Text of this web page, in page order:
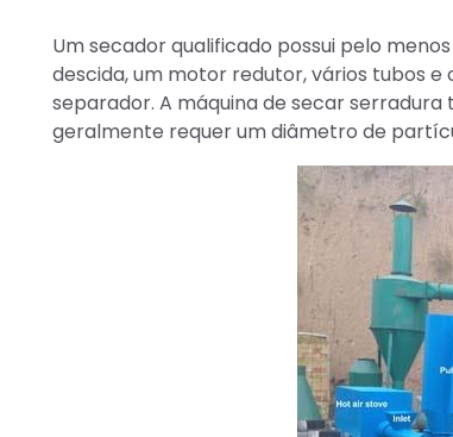
Um secador qualificado possui pelo
descida, um motor redutor, vários tubos
separador. A máquina de secar
geralmente requer um diâmetro de